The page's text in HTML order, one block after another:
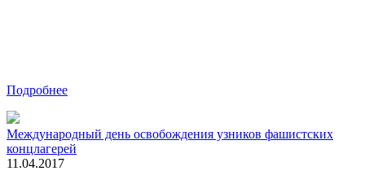
Подробнее
Международный день освобождения узников фашистских
концлагерей
11.04.2017